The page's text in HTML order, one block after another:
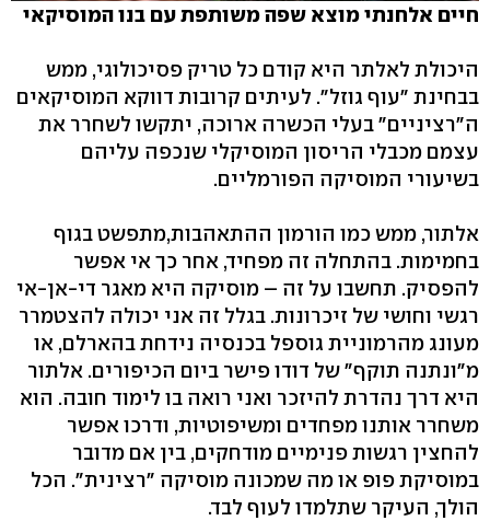
חיים אלחנתי מוצא שפה משותפת עם בנו המוסיקאי
היכולת לאלתר היא קודם כל טריק פסיכולוגי, ממש
בבחינת "עוף גוזל". לעיתים קרובות דווקא המוסיקאים
ה"רציניים" בעלי הכשרה ארוכה, יתקשו לשחרר את
עצמם מכבלי הריסון המוסיקלי שנכפה עליהם
בשיעורי המוסיקה הפורמליים.
אלתור, ממש כמו הורמון ההתאהבות,מתפשט בגוף
בחמימות. בהתחלה זה מפחיד, אחר כך אי אפשר
להפסיק. תחשבו על זה – מוסיקה היא מאגר די-אן-אי
רגשי וחושי של זיכרונות. בגלל זה אני יכולה להצטמרר
מעונג מהרמוניית גוספל בכנסיה נידחת בהארלם, או
מ"ונתנה תוקף" של דודו פישר ביום הכיפורים. אלתור
היא דרך נהדרת להיזכר ואני רואה בו לימוד חובה. הוא
משחרר אותנו מפחדים ומשיפוטיות, ודרכו אפשר
להחצין רגשות פנימיים מודחקים, בין אם מדובר
במוסיקת פופ או מה שמכונה מוסיקה "רצינית". הכל
הולך, העיקר שתלמדו לעוף לבד.